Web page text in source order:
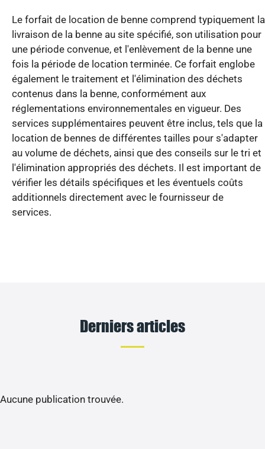
Le forfait de location de benne comprend typiquement la
livraison de la benne au site spécifié, son utilisation pour
une période convenue, et l'enlèvement de la benne une
fois la période de location terminée. Ce forfait englobe
également le traitement et l'élimination des déchets
contenus dans la benne, conformément aux
réglementations environnementales en vigueur. Des
services supplémentaires peuvent être inclus, tels que la
location de bennes de différentes tailles pour s'adapter
au volume de déchets, ainsi que des conseils sur le tri et
l'élimination appropriés des déchets. Il est important de
vérifier les détails spécifiques et les éventuels coûts
additionnels directement avec le fournisseur de
services.
Derniers articles
Aucune publication trouvée.